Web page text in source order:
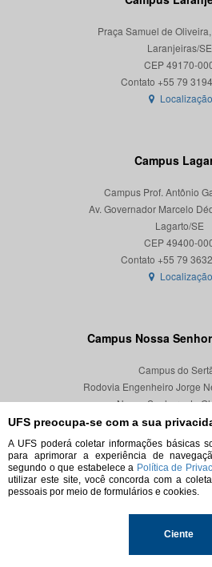
UFS preocupa-se com a sua
A UFS poderá coletar informações básicas
para aprimorar a experiência de
segundo o que estabelece a Política de
utilizar este site, você concorda com a
pessoais por meio de formulários e cookies.
Ciente
Praça Samuel de
Laranjeiras/SE
CEP 49170-
Localização
Campus
Campus Prof. Antônio
Av. Governador Marcelo
Lagarto/SE
CEP 49400-
Localização
Campus Nossa
Campus do
Rodovia Engenheiro Jorge
Nossa Senhora da
CEP 49680-
© 2026. Todos os
Universidade Federal